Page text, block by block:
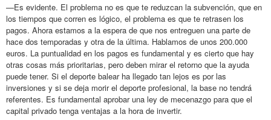
—Es evidente. El problema no es que te reduzcan la subvención, que en
los tiempos que corren es lógico, el problema es que te retrasen los
pagos. Ahora estamos a la espera de que nos entreguen una parte de
hace dos temporadas y otra de la última. Hablamos de unos 200.000
euros. La puntualidad en los pagos es fundamental y es cierto que hay
otras cosas más prioritarias, pero deben mirar el retorno que la ayuda
puede tener. Si el deporte balear ha llegado tan lejos es por las
inversiones y si se deja morir el deporte profesional, la base no tendrá
referentes. Es fundamental aprobar una ley de mecenazgo para que el
capital privado tenga ventajas a la hora de invertir.